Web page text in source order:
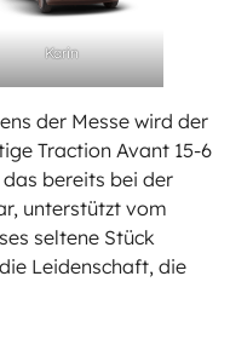
Karin
der Messe wird der
Traction Avant 15-6
bereits bei der
unterstützt vom
seltene Stück
Leidenschaft, die